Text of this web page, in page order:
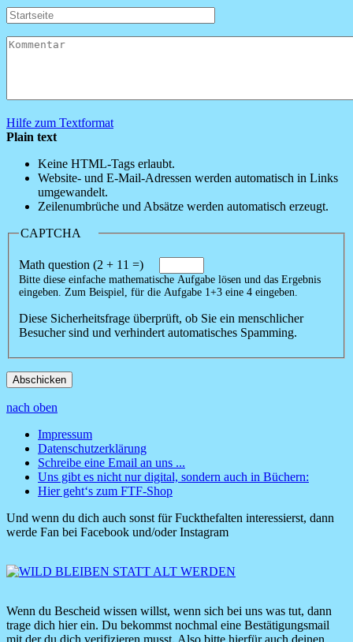
Hilfe zum Textformat
Plain text
Keine HTML-Tags erlaubt.
Website- und E-Mail-Adressen werden automatisch in Links
umgewandelt.
Zeilenumbrüche und Absätze werden automatisch erzeugt.
CAPTCHA
Math question (2 + 11 =)
Bitte diese einfache mathematische Aufgabe lösen und das Ergebnis
eingeben. Zum Beispiel, für die Aufgabe 1+3 eine 4 eingeben.
Diese Sicherheitsfrage überprüft, ob Sie ein menschlicher
Besucher sind und verhindert automatisches Spamming.
nach oben
Footer
Menü
Impressum
Datenschutzerklärung
Schreibe eine Email an uns ...
Uns gibt es nicht nur digital, sondern auch in Büchern:
Hier geht‘s zum FTF-Shop
Und wenn du dich auch sonst für Fuckthefalten interessierst, dann
werde Fan bei Facebook und/oder Instagram
Wenn du Bescheid wissen willst, wenn sich bei uns was tut, dann
trage dich hier ein. Du bekommst nochmal eine Bestätigungsmail